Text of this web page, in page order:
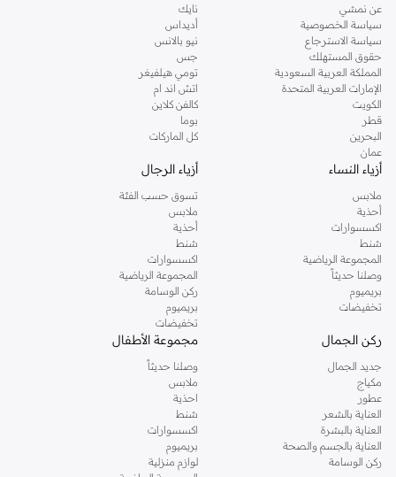
عن نمشي
سياسة الخصوصية
سياسة الاسترجاع
حقوق المستهلك
المملكة العربية السعودية
الإمارات العربية المتحدة
الكويت
قطر
البحرين
عمان
نايك
أديداس
نيو بالانس
جس
تومي هيلفيغر
اتش اند ام
كالفن كلاين
بوما
كل الماركات
أزياء النساء
ملابس
أحذية
اكسسوارات
شنط
المجموعة الرياضية
وصلنا حديثاً
بريميوم
تخفيضات
أزياء الرجال
تسوق حسب الفئة
ملابس
أحذية
شنط
اكسسوارات
المجموعة الرياضية
ركن الوسامة
بريميوم
تخفيضات
ركن الجمال
جديد الجمال
مكياج
عطور
العناية بالشعر
العناية بالبشرة
العناية بالجسم والصحة
ركن الوسامة
مجموعة الأطفال
وصلنا حديثاً
ملابس
احذية
شنط
اكسسوارات
بريميوم
لوازم منزلية